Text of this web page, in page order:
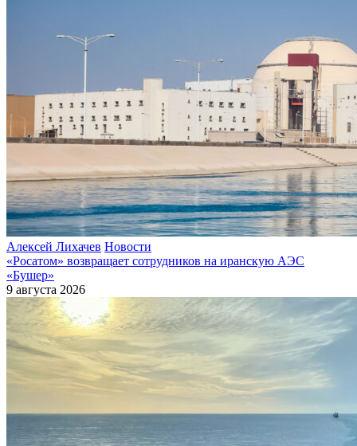
Алексей Лихачев Новости
«Росатом» возвращает сотрудников на иранскую АЭС
«Бушер»
9 августа 2026